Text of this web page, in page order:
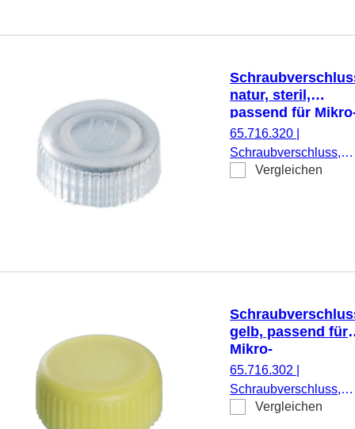
natur, steril,
passend für
Schraubröhren
65.716.320
Schraubverschluss,
natur, steril, passend
Vergleichen
gelb, passend für
Mikro-
Schraubröhren
65.716.302
Schraubverschluss,
gelb, passend für
Vergleichen